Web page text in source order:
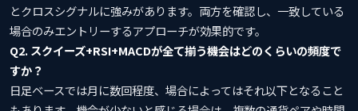
とクロスシグナルに強みがあります。両方を確認し、一致している
場合のみエントリーするアプローチが効果的です。
Q2. スクイーズ+RSI+MACDが全て揃う機会はどのくらいの頻度で
すか？
日足ベースでは月に数回程度、場合によってはそれ以下となること